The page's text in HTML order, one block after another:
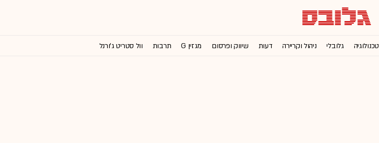
טכנולוגיה גלובלי ניהול וקריירה דעות שיווק ופרסום מגזין G תרבות וול סטריט ג'ורנל